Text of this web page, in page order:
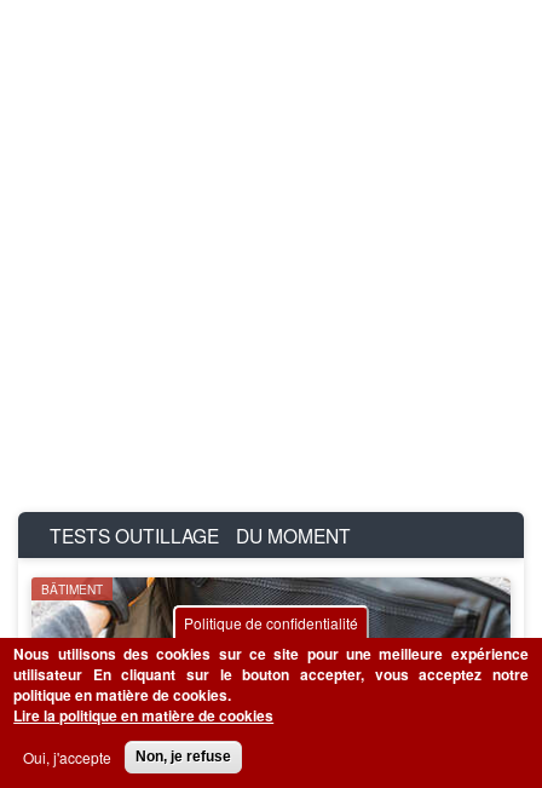
TESTS OUTILLAGE DU MOMENT
BÂTIMENT
Politique de confidentialité
Nous utilisons des cookies sur ce site pour une meilleure expérience
utilisateur En cliquant sur le bouton accepter, vous acceptez notre
politique en matière de cookies.
Lire la politique en matière de cookies
Oui, j'accepte Non, je refuse